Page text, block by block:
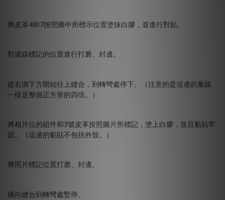
將皮革4和7按照圖中所標示位置塗抹白膠，並進行對貼。
對虛線標記的位置進行打磨、封邊。
從右側下方開始往上縫合，到轉彎處停下。（注意的是這邊的量線
一樣是整個正方形的四倍。）
將相片位的組件和3號皮革按照圖片所標記，塗上白膠，並且黏貼牢
固。（這邊的黏貼不包括外殼。）
將照片標記位置打磨、封邊。
橫向縫合到轉彎處暫停。